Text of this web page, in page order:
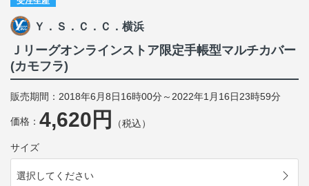
Ｙ．Ｓ．Ｃ．Ｃ．横浜
Ｊリーグオンラインストア限定手帳型マルチカバー
(カモフラ)
販売期間：2018年6月8日16時00分～2022年1月16日23時59分
価格： 4,620円 （税込）
サイズ
選択してください